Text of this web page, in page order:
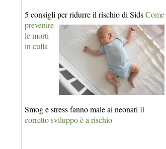
5 consigli per ridurre il rischio di SidsCome
prevenire
le morti
in culla
Smog e stress fanno male ai neonati Il
corretto sviluppo è a rischio